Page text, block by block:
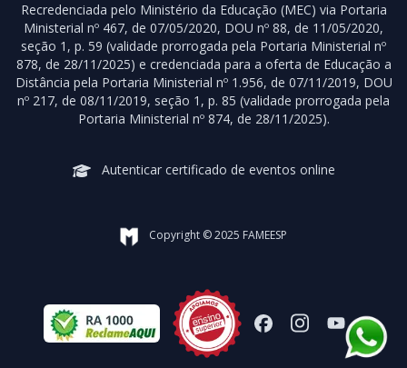
Recredenciada pelo Ministério da Educação (MEC) via Portaria
Ministerial nº 467, de 07/05/2020, DOU nº 88, de 11/05/2020,
seção 1, p. 59 (validade prorrogada pela Portaria Ministerial nº
878, de 28/11/2025) e credenciada para a oferta de Educação a
Distância pela Portaria Ministerial nº 1.956, de 07/11/2019, DOU
nº 217, de 08/11/2019, seção 1, p. 85 (validade prorrogada pela
Portaria Ministerial nº 874, de 28/11/2025).
Autenticar certificado de eventos online
Copyright © 2025 FAMEESP